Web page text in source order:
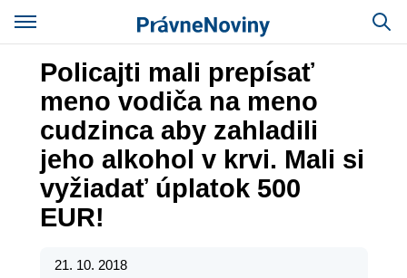
Policajti mali prepísať
meno vodiča na meno
cudzinca aby zahladili
jeho alkohol v krvi. Mali si
vyžiadať úplatok 500
EUR!
21. 10. 2018